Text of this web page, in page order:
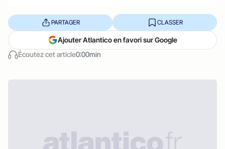
Écoutez cet article0:00min
PARTAGER CLASSER
Ajouter Atlantico en favori sur Google